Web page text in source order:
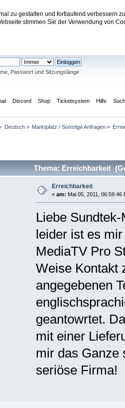
zu gestalten und fortlaufend verbessern
stimmen Sie der Verwendung von
Forum
Passwort und Sitzungslänge
Discord Shop Ticketsystem Hilfe
Deutsch» Marktplatz / Sonstige Anfragen»
Thema: Erreichbarkeit
Erreichbarkeit
« am: Mai 05, 2011, 06:59:46
Liebe
leider ist es
MediaTV Pro
Weise Kontakt
angegebenen
geantowrtet.
mit einer
mir das Ganze
seriöse Firma!